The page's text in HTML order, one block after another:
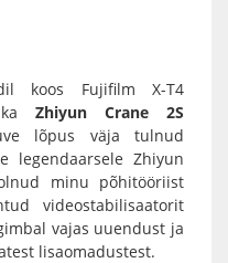
koos Fujifilm X-T4
ka Zhiyun Crane 2S
lõpus väja tulnud
legendaarsele Zhiyun
minu põhitööriist
videostabilisaatorit
vajas uuendust ja
lisaomadustest.